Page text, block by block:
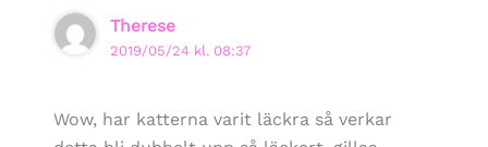
Therese
2019/05/24 kl. 08:37
Wow, har katterna varit läckra så verkar